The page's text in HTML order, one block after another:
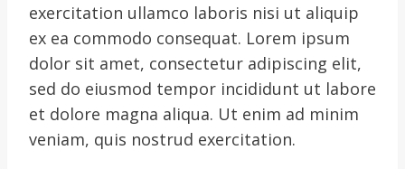
exercitation ullamco laboris nisi ut aliquip
ex ea commodo consequat. Lorem ipsum
dolor sit amet, consectetur adipiscing elit,
sed do eiusmod tempor incididunt ut labore
et dolore magna aliqua. Ut enim ad minim
veniam, quis nostrud exercitation.